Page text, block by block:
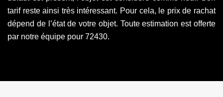
tarif reste ainsi très intéressant. Pour cela, le prix de rachat
dépend de l’état de votre objet. Toute estimation est offerte
par notre équipe pour 72430.